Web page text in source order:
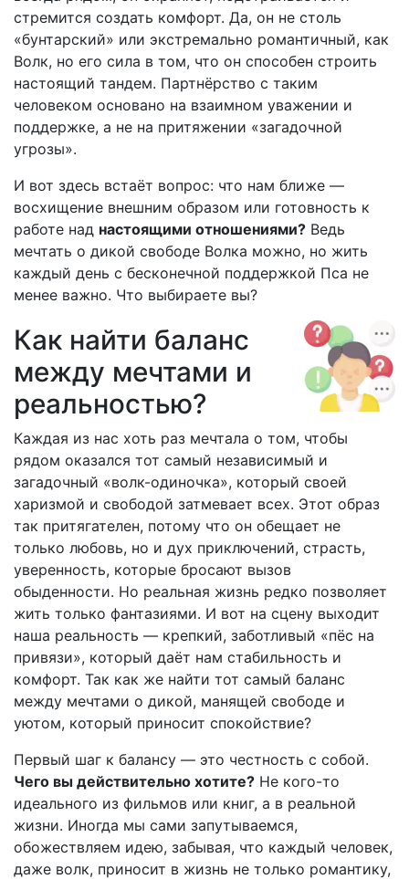
стремится создать комфорт. Да, он не столь
«бунтарский» или экстремально романтичный, как
Волк, но его сила в том, что он способен строить
настоящий тандем. Партнёрство с таким
человеком основано на взаимном уважении и
поддержке, а не на притяжении «загадочной
угрозы».
И вот здесь встаёт вопрос: что нам ближе —
восхищение внешним образом или готовность к
работе над настоящими отношениями? Ведь
мечтать о дикой свободе Волка можно, но жить
каждый день с бесконечной поддержкой Пса не
менее важно. Что выбираете вы?
Как найти баланс
между мечтами и
реальностью?
Каждая из нас хоть раз мечтала о том, чтобы
рядом оказался тот самый независимый и
загадочный «волк-одиночка», который своей
харизмой и свободой затмевает всех. Этот образ
так притягателен, потому что он обещает не
только любовь, но и дух приключений, страсть,
уверенность, которые бросают вызов
обыденности. Но реальная жизнь редко позволяет
жить только фантазиями. И вот на сцену выходит
наша реальность — крепкий, заботливый «пёс на
привязи», который даёт нам стабильность и
комфорт. Так как же найти тот самый баланс
между мечтами о дикой, манящей свободе и
уютом, который приносит спокойствие?
Первый шаг к балансу — это честность с собой.
Чего вы действительно хотите? Не кого-то
идеального из фильмов или книг, а в реальной
жизни. Иногда мы сами запутываемся,
обожествляем идею, забывая, что каждый человек,
даже волк, приносит в жизнь не только романтику,